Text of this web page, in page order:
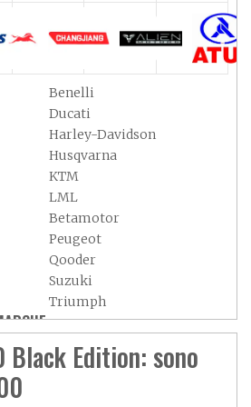
Benelli
Ducati
Harley-Davidson
Husqvarna
KTM
LML
Betamotor
Peugeot
Qooder
Suzuki
Triumph
Yamaha
Adly
Aspes
»
Black Edition: sono